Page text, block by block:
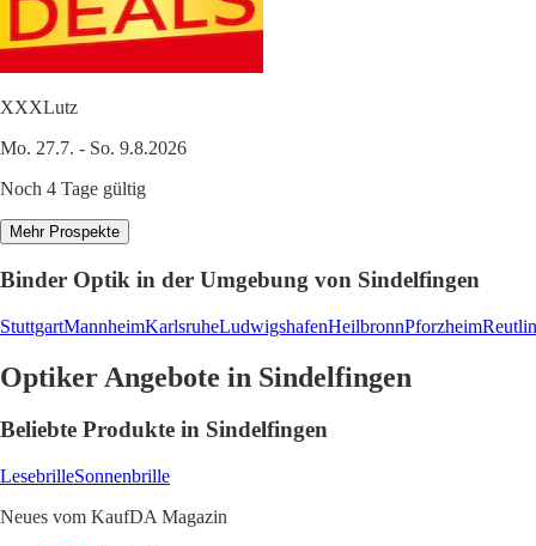
XXXLutz
Mo. 27.7. - So. 9.8.2026
Noch 4 Tage gültig
Mehr Prospekte
Binder Optik in der Umgebung von Sindelfingen
StuttgartMannheimKarlsruheLudwigshafenHeilbronnPforzheim
Optiker Angebote in Sindelfingen
Beliebte Produkte in Sindelfingen
LesebrilleSonnenbrille
Neues vom KaufDA Magazin